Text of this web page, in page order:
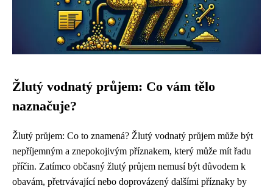
Žlutý vodnatý průjem: Co vám tělo
naznačuje?
Žlutý průjem: Co to znamená? Žlutý vodnatý průjem může být
nepříjemným a znepokojivým příznakem, který může mít řadu
příčin. Zatímco občasný žlutý průjem nemusí být důvodem k
obavám, přetrvávající nebo doprovázený dalšími příznaky by